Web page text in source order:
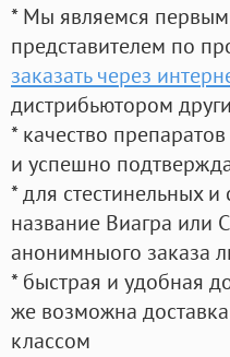
* Мы являемся
представителем по
заказать через
дистрибьютором
* качество
и успешно
* для стестинельных
название Виагра или
анонимныого заказа
* быстрая и удобная
же возможна
классом